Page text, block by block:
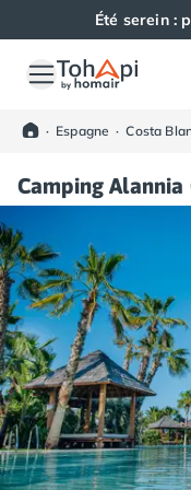
Été serein :
Toutes nos
Camping Alsace
Camping Haut-Rhin
Camping Mulhouse
Camping Munster
Camping Aquitaine
Camping Dordogne
Camping Carsac-
Camping Les
Camping Sarlat
Camping Gironde
Camping Bordeaux
Camping Carcans
· Espagne · Costa
Camping Alannia